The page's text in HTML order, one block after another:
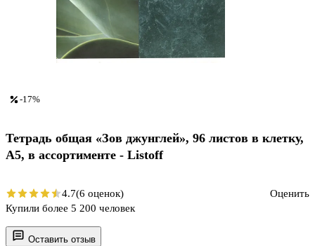
Оставить отзыв
-17%
Тетрадь общая «Зов джунглей», 96 листов в клетку,
А5, в ассортименте - Listoff
4.7(6 оценок)
Оценить
Купили более 5 200 человек